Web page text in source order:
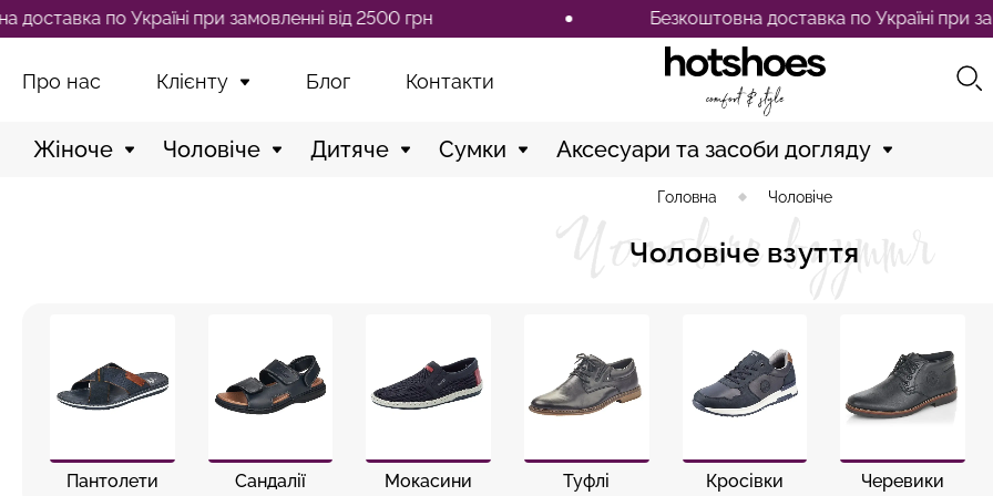
при замовленні від 2500 грн Безкоштовна доставка по Україні при замовленні від 2500
Про нас Клієнту Блог Контакти
Жіноче Чоловіче Дитяче Сумки Аксесуари та засоби догляду
Головна Чоловіче
Чоловіче взуття
Чоловіче взуття
Перейти
Пантолети Перейти
Сандалії Перейти
Мокасини Перейти
Туфлі Перейти
Кросівки Перейти
Черевики